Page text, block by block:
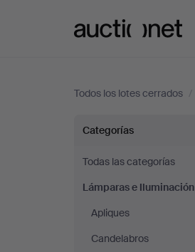
Todos los lotes cerrados /
Lámparas
e
Iluminación
en
Categorías
Todas las categorías
Lámparas e Iluminación
Apliques
Candelabros